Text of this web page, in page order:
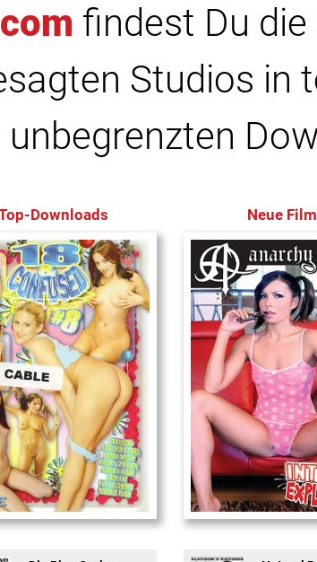
findest Du
Studios in
unbegrenzten
Downloads
#8 - ...
Neue
Internal Explosionen